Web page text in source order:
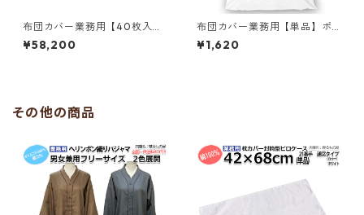
布団カバー業務用【40枚入】
ポリ65% 綿35% 152x260cm
シングル メッシュ使いデュベ
¥58,200
布団カバー業務用【単品】ポ
リ65% 綿35% 150×210cm シ
ングルサイズ テレビ型 中央く
¥1,620
その他の商品